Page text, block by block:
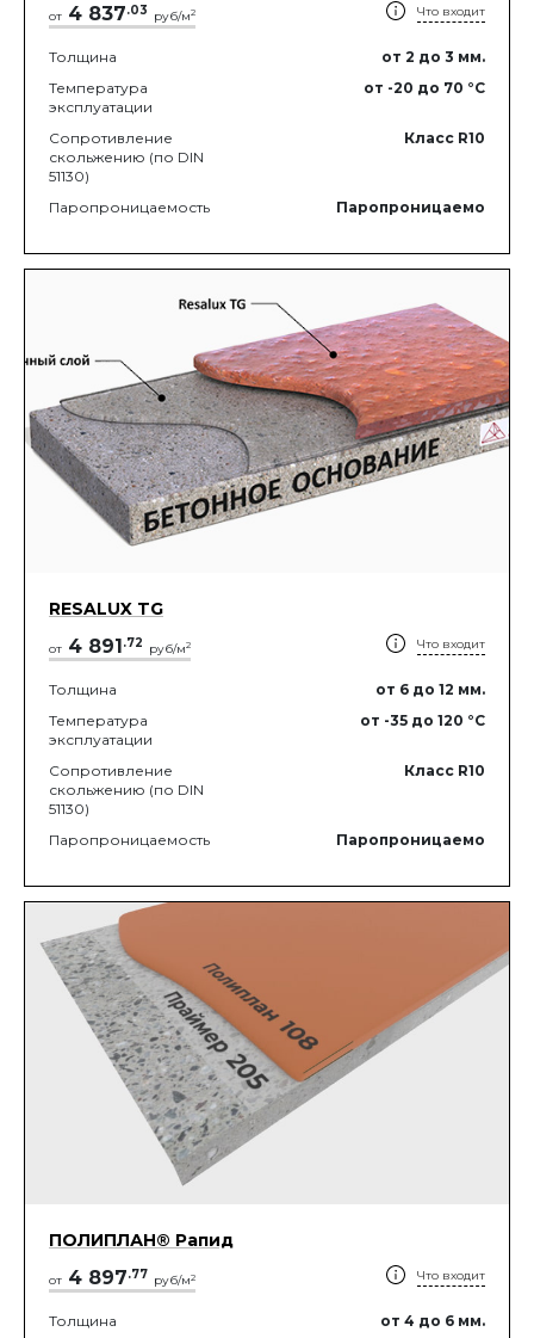
от 4 837.03 руб/м2 Что входит
Толщина от 2 до 3 мм.
Температура
эксплуатации
от -20 до 70 °C
Сопротивление
скольжению (по DIN
51130)
Класс R10
Паропроницаемость Паропроницаемо
RESALUX TG
от 4 891.72 руб/м2 Что входит
Толщина от 6 до 12 мм.
Температура
эксплуатации
от -35 до 120 °C
Сопротивление
скольжению (по DIN
51130)
Класс R10
Паропроницаемость Паропроницаемо
ПОЛИПЛАН® Рапид
от 4 897.77 руб/м2 Что входит
Толщина от 4 до 6 мм.